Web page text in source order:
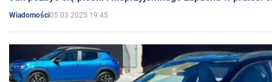
Wiadomości05.03.2025 19:45